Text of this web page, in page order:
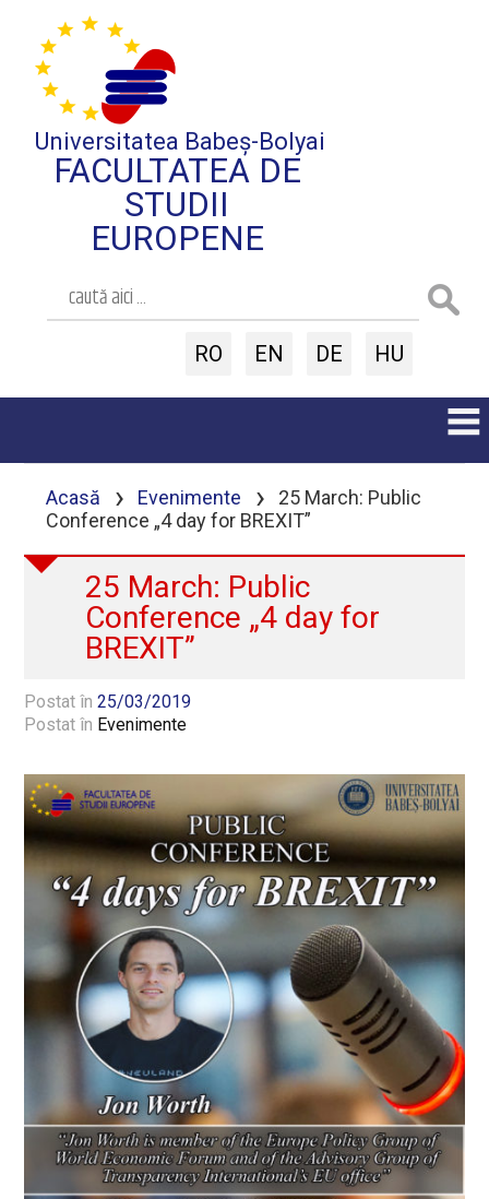
Universitatea Babeș-Bolyai
FACULTATEA DE
STUDII
EUROPENE
RO EN DE HU
Acasă › Evenimente ›
25 March: Public
Conference „4 day for BREXIT”
25 March: Public
Conference „4 day for
BREXIT”
Postat în25/03/2019
Postat în Evenimente